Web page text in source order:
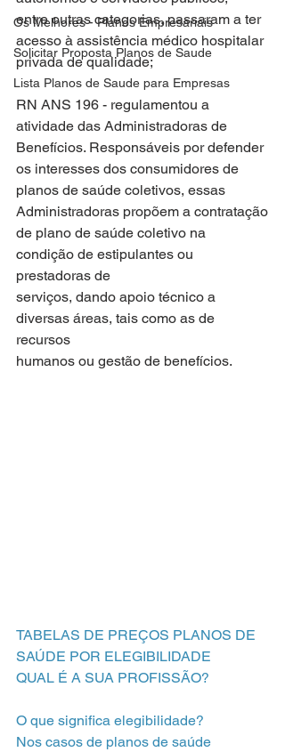
Os Melhores - Planos Empresariais
Solicitar Proposta Planos de Saude
Lista Planos de Saude para Empresas
entre outras categorias, passaram a ter
acesso à assistência médico hospitalar
privada de qualidade;
RN ANS 196 - regulamentou a
atividade das Administradoras de
Benefícios. Responsáveis por defender
os interesses dos consumidores de
planos de saúde coletivos, essas
Administradoras propõem a contratação
de plano de saúde coletivo na
condição de estipulantes ou
prestadoras de
serviços, dando apoio técnico a
diversas áreas, tais como as de
recursos
humanos ou gestão de benefícios.
TABELAS DE PREÇOS PLANOS DE
SAÚDE POR ELEGIBILIDADE
QUAL É A SUA PROFISSÃO?
O que significa elegibilidade?
Nos casos de planos de saúde